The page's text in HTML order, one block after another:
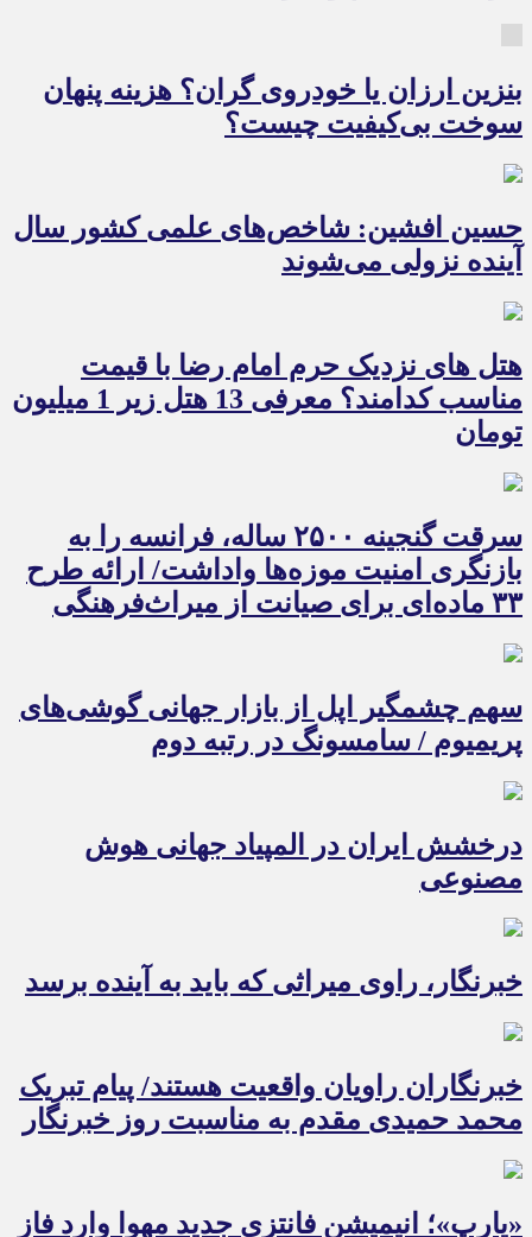
بنزین ارزان یا خودروی گران؟ هزینه پنهان
سوخت بی‌کیفیت چیست؟
حسین افشین: شاخص‌های علمی کشور سال
آینده نزولی می‌شوند
هتل های نزدیک حرم امام رضا با قیمت
مناسب کدامند؟ معرفی 13 هتل زیر 1 میلیون
تومان
سرقت گنجینه ۲۵۰۰ ساله، فرانسه را به
بازنگری امنیت موزه‌ها واداشت/ ارائه طرح
۳۳ ماده‌ای برای صیانت از میراث‌فرهنگی
سهم چشمگیر اپل از بازار جهانی گوشی‌های
پریمیوم / سامسونگ در رتبه دوم
درخشش ایران در المپیاد جهانی هوش
مصنوعی
خبرنگار، راوی میراثی که باید به آینده برسد
خبرنگاران راویان واقعیت هستند/ پیام تبریک
محمد حمیدی مقدم به مناسبت روز خبرنگار
«یارپ»؛ انیمیشن فانتزی جدید مهوا وارد فاز